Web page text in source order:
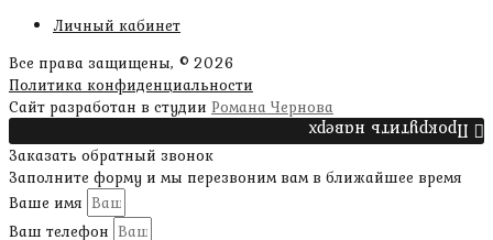
Личный кабинет
Все права защищены, © 2026
Политика конфиденциальности
Сайт разработан в студии Романа Чернова
Прокрутить наверх
Заказать обратный звонок
Заполните форму и мы перезвоним вам в ближайшее время
Ваше имя
Ваш телефон